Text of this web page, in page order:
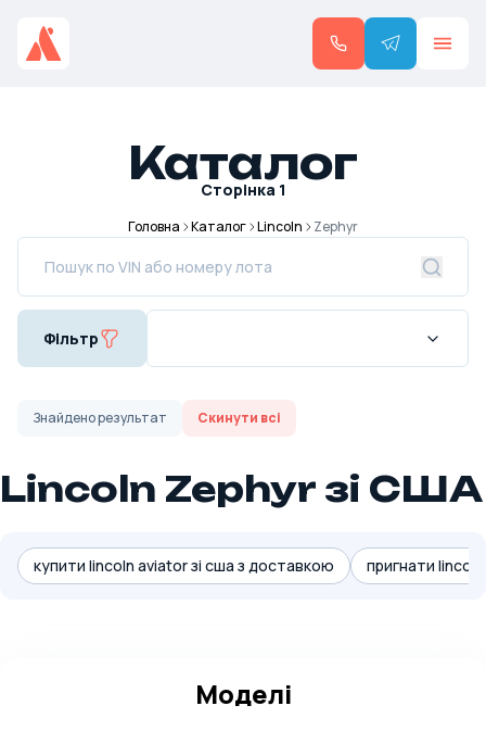
Каталог
Сторінка 1
Головна Каталог Lincoln Zephyr
Фільтр
Знайденорезультат Скинути всі
Lincoln Zephyr зі США
купити lincoln aviator зі сша з доставкою пригнати
Моделі